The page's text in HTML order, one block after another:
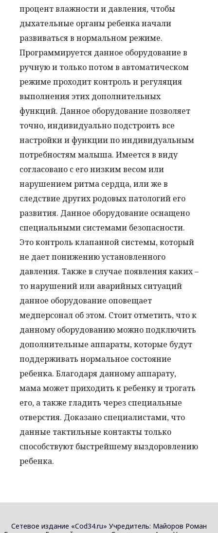
процент влажности и давления, чтобы
дыхательные органы ребенка начали
развиваться в нормальном режиме.
Программируется данное оборудование в
ручную и только потом в автоматическом
режиме проходит контроль и регуляция
выполнения этих дополнительных
функций. Данное оборудование позволяет
точно, индивидуально подстроить все
настройки и функции по индивидуальным
потребностям малыша. Имеется в виду
согласовано с его низким весом или
нарушением ритма сердца, или же в
следствие других родовых патологий его
развития. Данное оборудование оснащено
специальными системами безопасности.
Это контроль клапанной системы, который
не дает понижению установленного
давления. Также в случае появления каких –
то нарушений или аварийных ситуаций
данное оборудование оповещает
медперсонал об этом. Стоит отметить, что к
данному оборудованию можно подключить
дополнительные аппараты, которые будут
поддерживать нормальное состояние
ребенка. Благодаря данному аппарату,
мама может приходить к ребенку и трогать
его, а также гладить через специальные
отверстия. Доказано специалистами, что
данные тактильные контакты только
способствуют быстрейшему выздоровлению
ребенка.
Сетевое издание «Cod34.ru» Учредитель: Майоров Роман